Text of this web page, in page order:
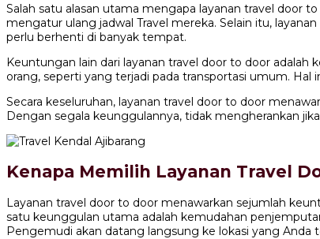
Salah satu alasan utama mengapa layanan travel door
mengatur ulang jadwal Travel mereka. Selain itu,
perlu berhenti di banyak tempat.
Keuntungan lain dari layanan travel door to door
orang, seperti yang terjadi pada transportasi umum.
Secara keseluruhan, layanan travel door to door
Dengan segala keunggulannya, tidak mengherankan
Kenapa Memilih Layanan Travel
Layanan travel door to door menawarkan sejumlah
satu keunggulan utama adalah kemudahan
Pengemudi akan datang langsung ke lokasi yang